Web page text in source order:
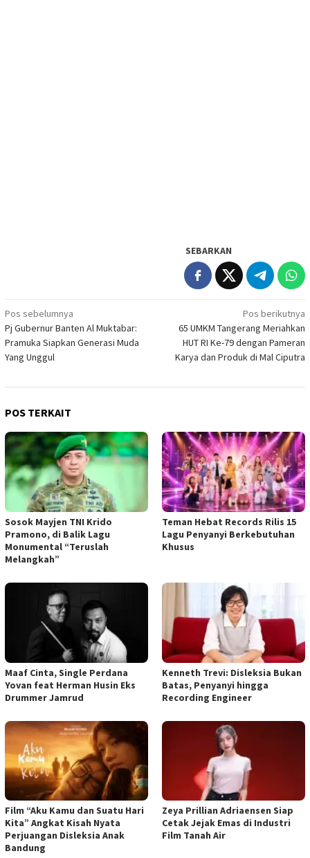
SEBARKAN
Navigasi
pos
Pos sebelumnya
Pj Gubernur Banten Al Muktabar:
Pramuka Siapkan Generasi Muda
Yang Unggul
Pos berikutnya
65 UMKM Tangerang Meriahkan
HUT RI Ke-79 dengan Pameran
Karya dan Produk di Mal Ciputra
POS TERKAIT
Sosok Mayjen TNI Krido
Pramono, di Balik Lagu
Monumental “Teruslah
Melangkah”
Teman Hebat Records Rilis 15
Lagu Penyanyi Berkebutuhan
Khusus
Maaf Cinta, Single Perdana
Yovan feat Herman Husin Eks
Drummer Jamrud
Kenneth Trevi: Disleksia Bukan
Batas, Penyanyi hingga
Recording Engineer
Film “Aku Kamu dan Suatu Hari
Kita” Angkat Kisah Nyata
Perjuangan Disleksia Anak
Bandung
Zeya Prillian Adriaensen Siap
Cetak Jejak Emas di Industri
Film Tanah Air